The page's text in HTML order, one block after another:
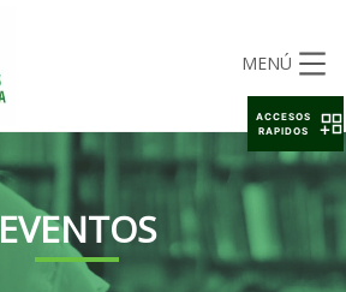
MENÚ
EVENTOS
ACCESOS
RAPIDOS